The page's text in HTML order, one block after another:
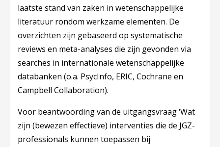
laatste stand van zaken in wetenschappelijke
literatuur rondom werkzame elementen. De
overzichten zijn gebaseerd op systematische
reviews en meta-analyses die zijn gevonden via
searches in internationale wetenschappelijke
databanken (o.a. PsycInfo, ERIC, Cochrane en
Campbell Collaboration).
Voor beantwoording van de uitgangsvraag ‘Wat
zijn (bewezen effectieve) interventies die de JGZ-
professionals kunnen toepassen bij